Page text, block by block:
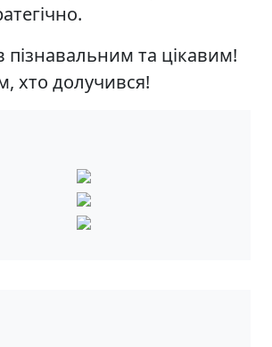
та цікавим!
хто долучився!